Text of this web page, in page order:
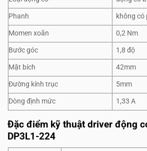
Phanh
không có
Momen xoắn
0,2 Nm
Bước góc
1,8 độ
Mặt bích
42mm
Đường kính trục
5mm
Dòng định mức
1,33 A
Đặc điểm kỹ thuật driver động
DP3L1-224